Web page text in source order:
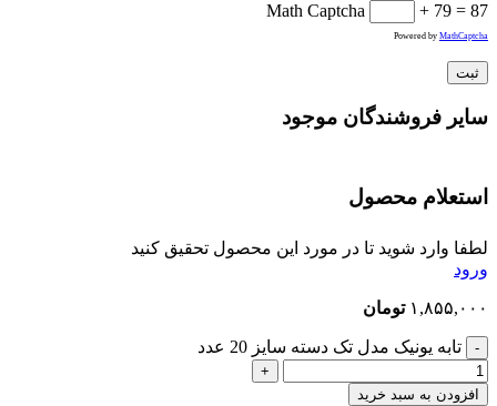
Math Captcha + 79 = 87
Powered by MathCaptcha
سایر فروشندگان موجود
استعلام محصول
لطفا وارد شوید تا در مورد این محصول تحقیق کنید
ورود
۱,۸۵۵,۰۰۰ تومان
تابه یونیک مدل تک دسته سایز 20 عدد
افزودن به سبد خرید